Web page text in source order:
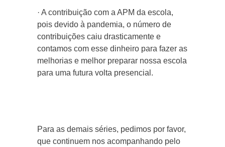
· A contribuição com a APM da escola,
pois devido à pandemia, o número de
contribuições caiu drasticamente e
contamos com esse dinheiro para fazer as
melhorias e melhor preparar nossa escola
para uma futura volta presencial.
Para as demais séries, pedimos por favor,
que continuem nos acompanhando pelo